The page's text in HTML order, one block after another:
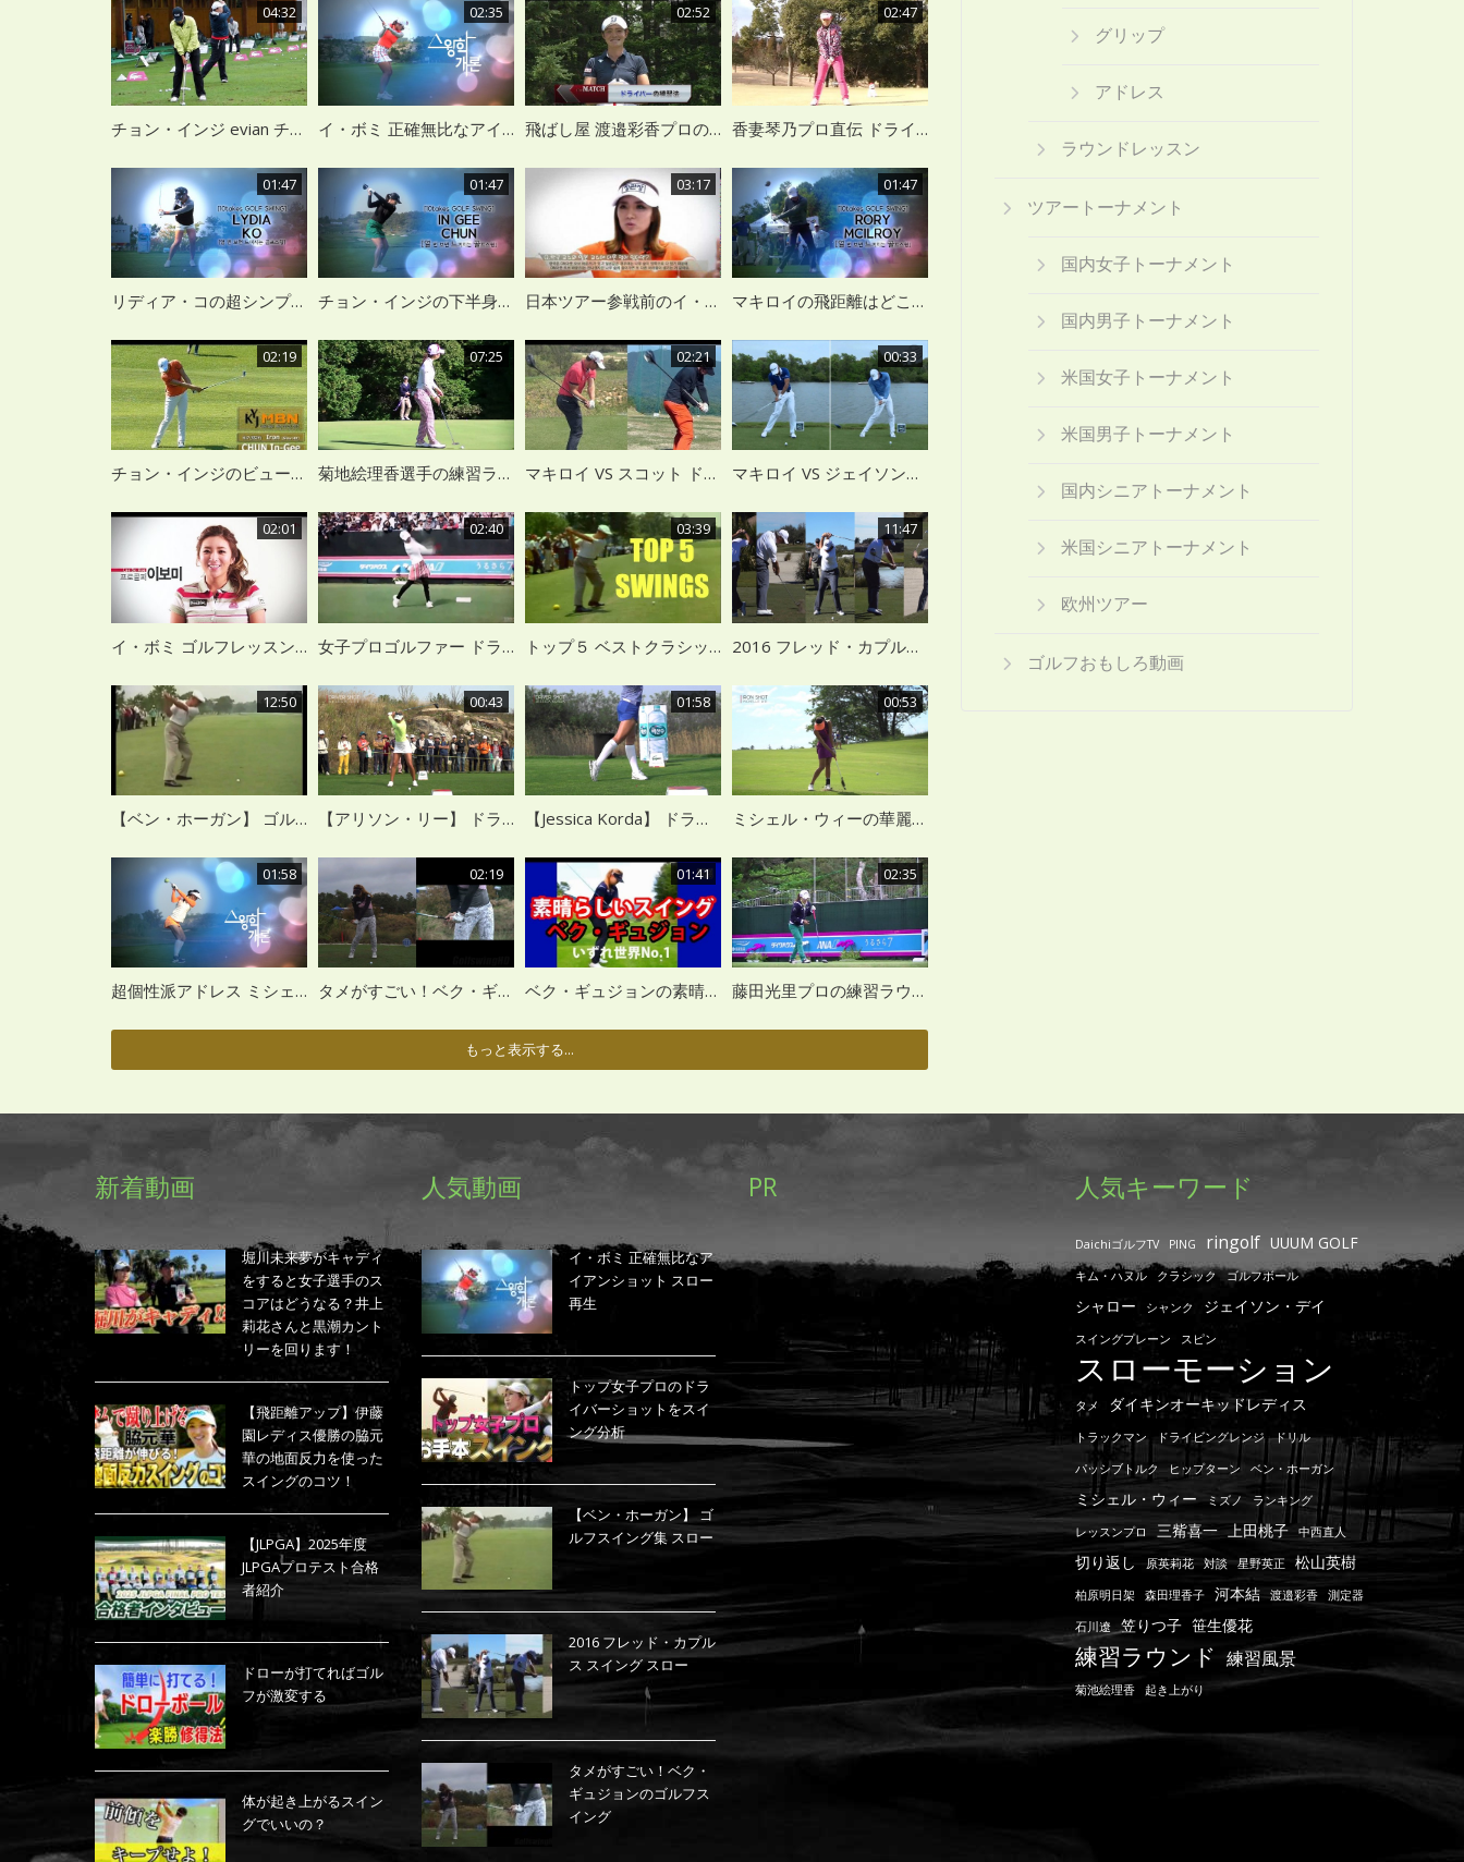
04:32
チョン・インジ evian チャンピオンシップ 雨の中での練習風景
02:35
イ・ボミ 正確無比なアイアンショット スロー再生
02:52
飛ばし屋 渡邉彩香プロのドライバー練習法とは？
02:47
香妻琴乃プロ直伝 ドライバーレッスン
01:47
リディア・コの超シンプルスイング
01:47
チョン・インジの下半身どっしりドライバーショット
03:17
日本ツアー参戦前のイ・ボミ選手 インタビュー（韓国語）
01:47
マキロイの飛距離はどこから？ スロー再生
02:19
チョン・インジのビューティフルショートアイアン
07:25
菊地絵理香選手の練習ラウンドに密着
02:21
マキロイ VS スコット ドライバースイング比較
00:33
マキロイ VS ジェイソンデイ 双子のようなスイング
02:01
イ・ボミ ゴルフレッスン （韓国語）
02:40
女子プロゴルファー ドライバーショット 54名連続
03:39
トップ５ ベストクラシックゴルフスイング
11:47
2016 フレッド・カプルス スイング スロー
12:50
【ベン・ホーガン】 ゴルフスイング集 スロー
00:43
【アリソン・リー】 ドライバーショット スロー再生
01:58
【Jessica Korda】 ドライバーショット スロー再生
00:53
ミシェル・ウィーの華麗なアイアンショット
01:58
超個性派アドレス ミシェル・ウィーのドライバーショット
02:19
タメがすごい！ベク・ギュジョンのゴルフスイング
01:41
ベク・ギュジョンの素晴らしいヒッター系スイング
02:35
藤田光里プロの練習ラウンド
もっと表示する...
グリップ
アドレス
ラウンドレッスン
ツアートーナメント
国内女子トーナメント
国内男子トーナメント
米国女子トーナメント
米国男子トーナメント
国内シニアトーナメント
米国シニアトーナメント
欧州ツアー
ゴルフおもしろ動画
新着動画
堀川未来夢がキャディ
をすると女子選手のス
コアはどうなる？井上
莉花さんと黒潮カント
リーを回ります！
【飛距離アップ】伊藤
園レディス優勝の脇元
華の地面反力を使った
スイングのコツ！
【JLPGA】2025年度
JLPGAプロテスト合格
者紹介
ドローが打てればゴル
フが激変する
体が起き上がるスイン
グでいいの？
人気動画
イ・ボミ 正確無比なア
イアンショット スロー
再生
トップ女子プロのドラ
イバーショットをスイ
ング分析
【ベン・ホーガン】 ゴ
ルフスイング集 スロー
2016 フレッド・カプル
ス スイング スロー
タメがすごい！ベク・
ギュジョンのゴルフス
イング
PR 人気キーワード
DaichiゴルフTV PING ringolf UUUM GOLF
キム・ハヌル クラシック ゴルフボール
シャロー シャンク ジェイソン・デイ
スイングプレーン スピン
スローモーション
タメ ダイキンオーキッドレディス
トラックマン ドライビングレンジ ドリル
パッシブトルク ヒップターン ベン・ホーガン
ミシェル・ウィー ミズノ ランキング
レッスンプロ 三觜喜一 上田桃子 中西直人
切り返し 原英莉花 対談 星野英正 松山英樹
柏原明日架 森田理香子 河本結 渡邉彩香 測定器
石川遼 笠りつ子 笹生優花
練習ラウンド 練習風景
菊池絵理香 起き上がり